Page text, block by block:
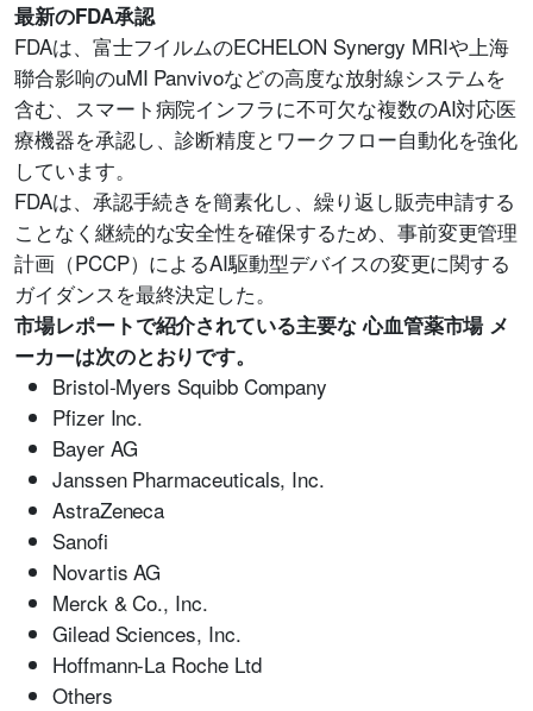
最新のFDA承認
FDAは、富士フイルムのECHELON Synergy MRIや上海
聯合影响のuMI Panvivoなどの高度な放射線システムを
含む、スマート病院インフラに不可欠な複数のAI対応医
療機器を承認し、診断精度とワークフロー自動化を強化
しています。
FDAは、承認手続きを簡素化し、繰り返し販売申請する
ことなく継続的な安全性を確保するため、事前変更管理
計画（PCCP）によるAI駆動型デバイスの変更に関する
ガイダンスを最終決定した。
市場レポートで紹介されている主要な 心血管薬市場 メ
ーカーは次のとおりです。
Bristol-Myers Squibb Company
Pfizer Inc.
Bayer AG
Janssen Pharmaceuticals, Inc.
AstraZeneca
Sanofi
Novartis AG
Merck & Co., Inc.
Gilead Sciences, Inc.
Hoffmann-La Roche Ltd
Others